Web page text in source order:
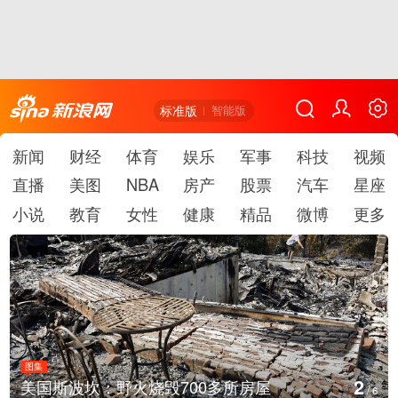
标准版 智能版
新闻 财经 体育 娱乐 军事 科技
视频
直播
美图 NBA 房产 股票 汽车
星座
小说
教育 女性 健康 精品 微博 更多
图集
美国斯波坎：野火烧毁700多所房屋 2/6